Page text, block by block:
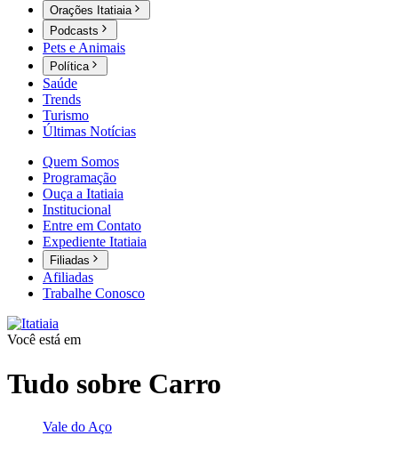
Orações Itatiaia
Podcasts
Pets e Animais
Política
Saúde
Trends
Turismo
Últimas Notícias
Quem Somos
Programação
Ouça a Itatiaia
Institucional
Entre em Contato
Expediente Itatiaia
Filiadas
Afiliadas
Trabalhe Conosco
Você está em
Tudo sobre Carro
Vale do Aço